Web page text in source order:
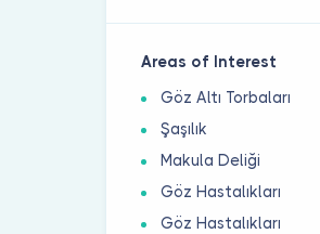
Areas of Interest
Göz Altı Torbaları
Şaşılık
Makula Deliği
Göz Hastalıkları
Göz Hastalıkları